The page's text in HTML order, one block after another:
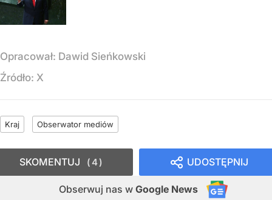
Opracował: Dawid Sieńkowski
Źródło: X
Kraj Obserwator mediów
UDOSTĘPNIJ
Obserwuj nas w Google News
SKOMENTUJ 4